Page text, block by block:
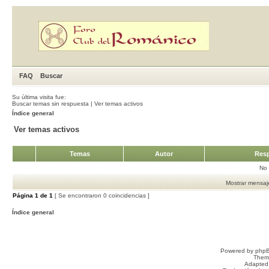
FAQ Buscar
Su última visita fue:
Buscar temas sin respuesta | Ver temas activos
Índice general
Ver temas activos
Temas Autor
No
Mostrar
Página 1 de 1 [ Se encontraron 0 coincidencias ]
Índice general
Powered by